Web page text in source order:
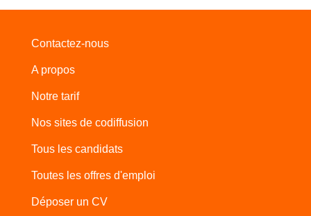
Contactez-nous
A propos
Notre tarif
Nos sites de codiffusion
Tous les candidats
Toutes les offres d'emploi
Déposer un CV